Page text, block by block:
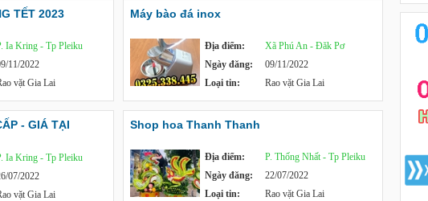
TẾT 2023
Ia Kring - Tp Pleiku
11/2022
vặt Gia Lai
Máy bào đá inox
Địa điểm:
Xã Phú An - Đăk Pơ
Ngày đăng:
09/11/2022
Loại tin:
Rao vặt Gia Lai
- GIÁ TẠI
Ia Kring - Tp Pleiku
07/2022
vặt Gia Lai
Shop hoa Thanh Thanh
Địa điểm:
P. Thống Nhất - Tp Pleiku
Ngày đăng:
22/07/2022
Loại tin:
Rao vặt Gia Lai